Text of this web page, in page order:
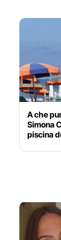
A che
Simona
piscina